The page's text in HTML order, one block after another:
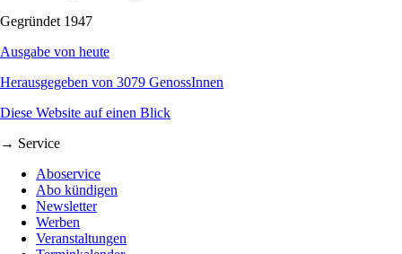
Gegründet 1947
Ausgabe von heute
Herausgegeben von 3079 GenossInnen
Diese Website auf einen Blick
→ Service
Aboservice
Abo kündigen
Newsletter
Werben
Veranstaltungen